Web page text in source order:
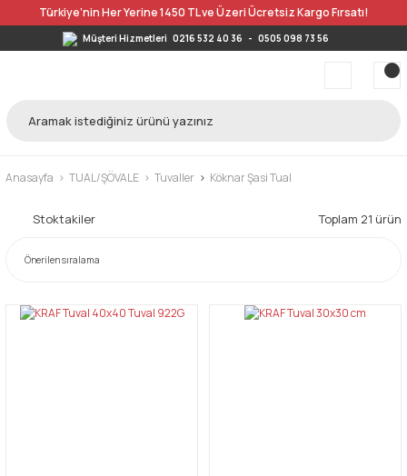
Türkiye’nin Her Yerine 1450 TL ve Üzeri Ücretsiz Kargo Fırsatı!
Müşteri Hizmetleri 0216 532 40 36 - 0505 098 73 56
Anasayfa TUAL/ŞÖVALE Tuvaller Köknar Şasi Tual
Stoktakiler Toplam 21 ürün